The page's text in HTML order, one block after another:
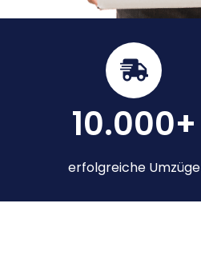
10.000+
erfolgreiche Umzüge